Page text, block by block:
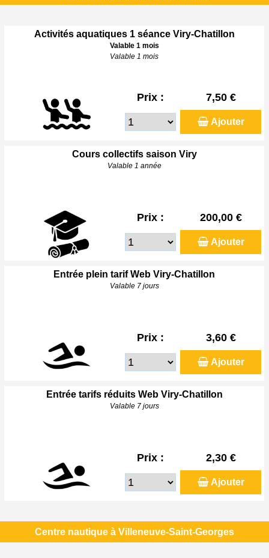
Activités aquatiques 1 séance Viry-Chatillon
Valable 1 mois
Valable 1 mois
Prix : 7,50 €
Ajouter
Cours collectifs saison Viry
Valable 1 année
Prix : 200,00 €
Ajouter
Entrée plein tarif Web Viry-Chatillon
Valable 7 jours
Prix : 3,60 €
Ajouter
Entrée tarifs réduits Web Viry-Chatillon
Valable 7 jours
Prix : 2,30 €
Ajouter
Centre nautique à Villeneuve-Saint-Georges